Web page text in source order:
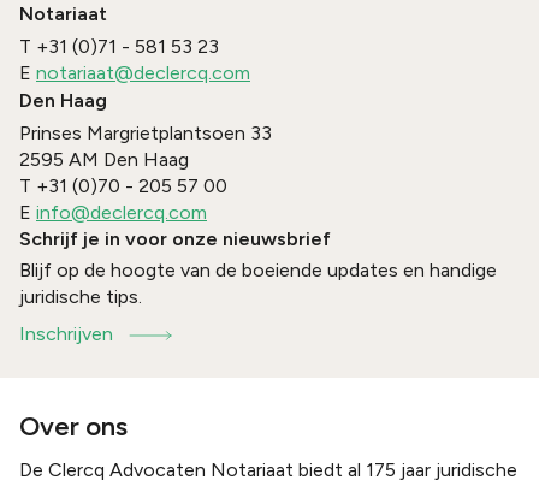
Notariaat
T +31 (0)71 - 581 53 23
E notariaat@declercq.com
Den Haag
Prinses Margrietplantsoen 33
2595 AM Den Haag
T +31 (0)70 - 205 57 00
E info@declercq.com
Schrijf je in voor onze nieuwsbrief
Blijf op de hoogte van de boeiende updates en handige
juridische tips.
Inschrijven
Over ons
De Clercq Advocaten Notariaat biedt al 175 jaar juridische